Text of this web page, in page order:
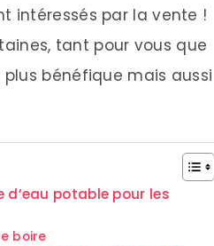
intéressés par la vente !
tant pour vous que
bénéfique mais aussi
potable pour les
boire